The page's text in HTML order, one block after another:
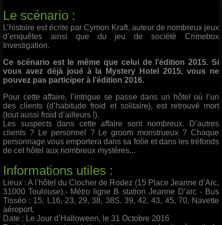
Le scénario :
L’histoire est écrite par Cymon Kraft, auteur de nombreux jeux
d’enquêtes ainsi que du jeu de société Crimebox
Investigation.
Ce scénario est le même que celui de l’édition 2015. Si
vous avez déjà joué à la Mystery Hotel 2015, vous ne
pouvez pas participer à l’édition 2016.
Pour cette affaire, l’intrigue se passe dans un hôtel où l’un
des clients (d’habitude froid et solitaire), est retrouvé mort
(tout aussi froid d’ailleurs !).
Les suspects dans cette affaire sont nombreux. D’autres
clients ? Le personnel ? Le groom monstrueux ? Chaque
personnage vous emportera dans sa folie et dans les tréfonds
de cet hôtel aux nombreux mystères...
Informations utiles :
Lieux : A l’hôtel du Clocher de Rodez (15 Place Jeanne d’Arc,
31000 Toulouse).- Métro ligne B station Jeanne D’arc - Bus
Tisséo : 15, L16, 23, 29, 38, 38S, 39, 42, 43, 45, 70, Navette
aéroport.
Date : Le Jour d’Halloween, le 31 Octobre 2016